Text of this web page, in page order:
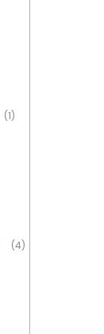
(1)
(4)